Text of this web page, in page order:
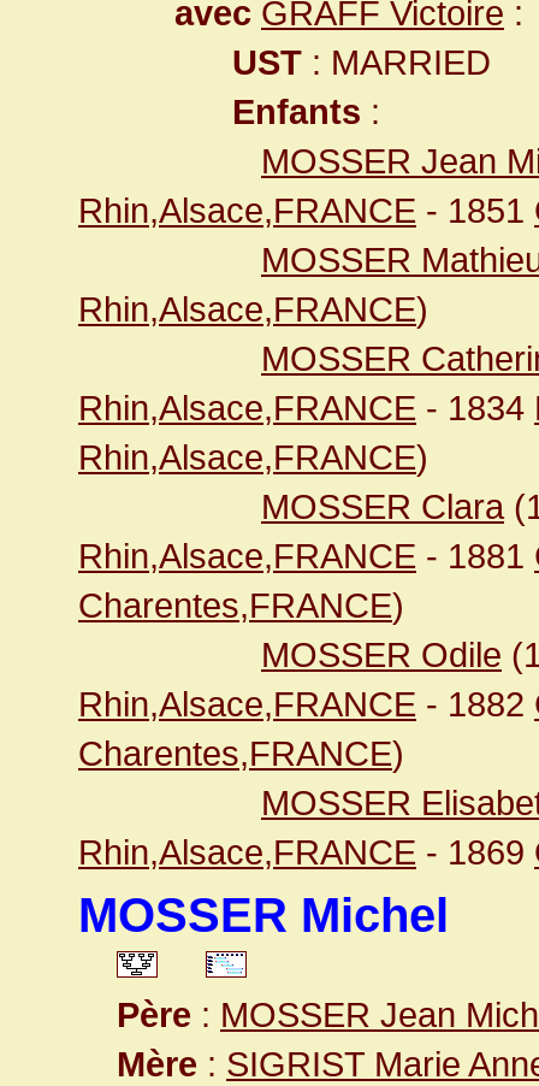
avec GRAFF Victoire :
UST : MARRIED
Enfants :
MOSSER Jean
Rhin,Alsace,FRANCE - 1851
MOSSER
Rhin,Alsace,FRANCE)
MOSSER
Rhin,Alsace,FRANCE - 1834
Rhin,Alsace,FRANCE)
MOSSER Clara
Rhin,Alsace,FRANCE - 1881
Charentes,FRANCE)
MOSSER Odile
Rhin,Alsace,FRANCE - 1882
Charentes,FRANCE)
MOSSER
Rhin,Alsace,FRANCE - 1869
MOSSER Michel
Père : MOSSER Jean
Mère : SIGRIST Marie